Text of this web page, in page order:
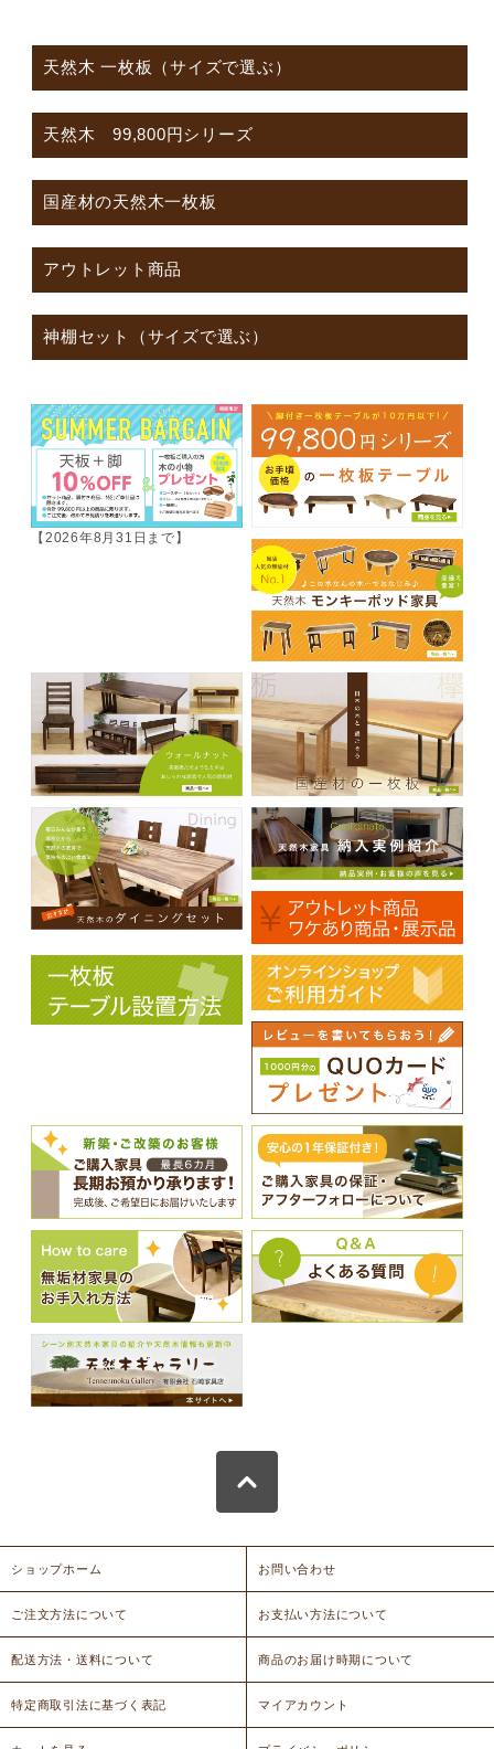
天然木 一枚板（サイズで選ぶ）
天然木 99,800円シリーズ
国産材の天然木一枚板
アウトレット商品
神棚セット（サイズで選ぶ）
【2026年8月31日まで】
ショップホーム お問い合わせ
ご注文方法について お支払い方法について
配送方法・送料について 商品のお届け時期について
特定商取引法に基づく表記 マイアカウント